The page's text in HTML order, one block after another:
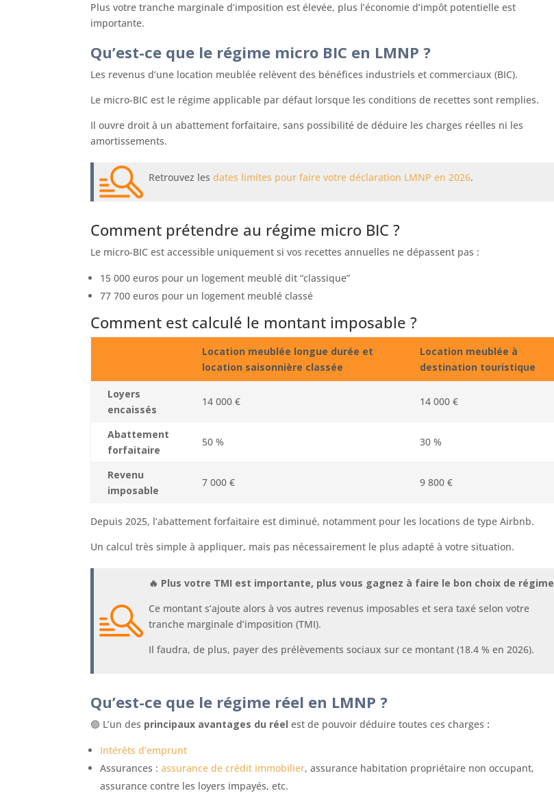
Plus votre tranche marginale d’imposition est élevée, plus l’économie d’impôt potentielle est
importante.
Qu’est-ce que le régime micro BIC en LMNP ?
Les revenus d’une location meublée relèvent des bénéfices industriels et commerciaux (BIC).
Le micro-BIC est le régime applicable par défaut lorsque les conditions de recettes sont remplies.
Il ouvre droit à un abattement forfaitaire, sans possibilité de déduire les charges réelles ni les
amortissements.
Retrouvez les dates limites pour faire votre déclaration LMNP en 2026.
Comment prétendre au régime micro BIC ?
Le micro-BIC est accessible uniquement si vos recettes annuelles ne dépassent pas :
15 000 euros pour un logement meublé dit “classique”
77 700 euros pour un logement meublé classé
Comment est calculé le montant imposable ?
Location meublée longue durée et
location saisonnière classée
Location meublée à
destination touristique
Loyers
encaissés
14 000 € 14 000 €
Abattement
forfaitaire
50 % 30 %
Revenu
imposable
7 000 € 9 800 €
Depuis 2025, l’abattement forfaitaire est diminué, notamment pour les locations de type Airbnb.
Un calcul très simple à appliquer, mais pas nécessairement le plus adapté à votre situation.
🔥 Plus votre TMI est importante, plus vous gagnez à faire le bon choix de régime
Ce montant s’ajoute alors à vos autres revenus imposables et sera taxé selon votre
tranche marginale d’imposition (TMI).
Il faudra, de plus, payer des prélèvements sociaux sur ce montant (18.4 % en 2026).
Qu’est-ce que le régime réel en LMNP ?
🟢 L’un des principaux avantages du réel est de pouvoir déduire toutes ces charges :
Intérêts d’emprunt
Assurances : assurance de crédit immobilier, assurance habitation propriétaire non occupant,
assurance contre les loyers impayés, etc.